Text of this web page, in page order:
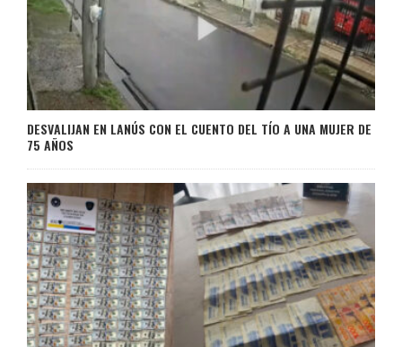
DESVALIJAN EN LANÚS CON EL CUENTO DEL TÍO A UNA MUJER DE
75 AÑOS